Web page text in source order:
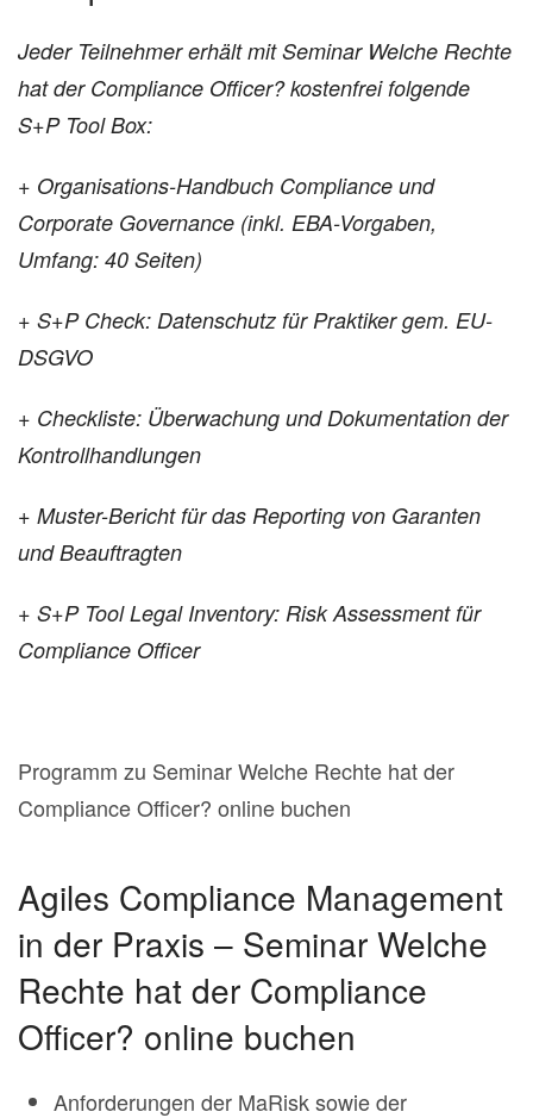
Jeder Teilnehmer erhält mit Seminar Welche Rechte
hat der Compliance Officer? kostenfrei folgende
S+P Tool Box:
+ Organisations-Handbuch Compliance und
Corporate Governance (inkl. EBA-Vorgaben,
Umfang: 40 Seiten)
+ S+P Check: Datenschutz für Praktiker gem. EU-
DSGVO
+ Checkliste: Überwachung und Dokumentation der
Kontrollhandlungen
+ Muster-Bericht für das Reporting von Garanten
und Beauftragten
+ S+P Tool Legal Inventory: Risk Assessment für
Compliance Officer
Programm zu Seminar Welche Rechte hat der
Compliance Officer? online buchen
Agiles Compliance Management
in der Praxis – Seminar Welche
Rechte hat der Compliance
Officer? online buchen
Anforderungen der MaRisk sowie der